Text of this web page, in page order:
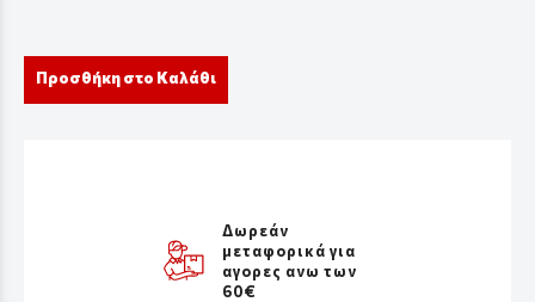
Προσθήκη στο Καλάθι
Δωρεάν
μεταφορικά για
αγορες ανω των
60€